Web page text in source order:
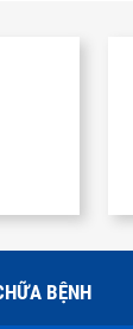
BỆNH